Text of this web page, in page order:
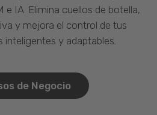
e IA. Elimina cuellos de botella,
y mejora el control de tus
y adaptables.
de Negocio